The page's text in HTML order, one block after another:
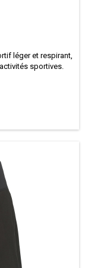
léger et respirant,
sportives.